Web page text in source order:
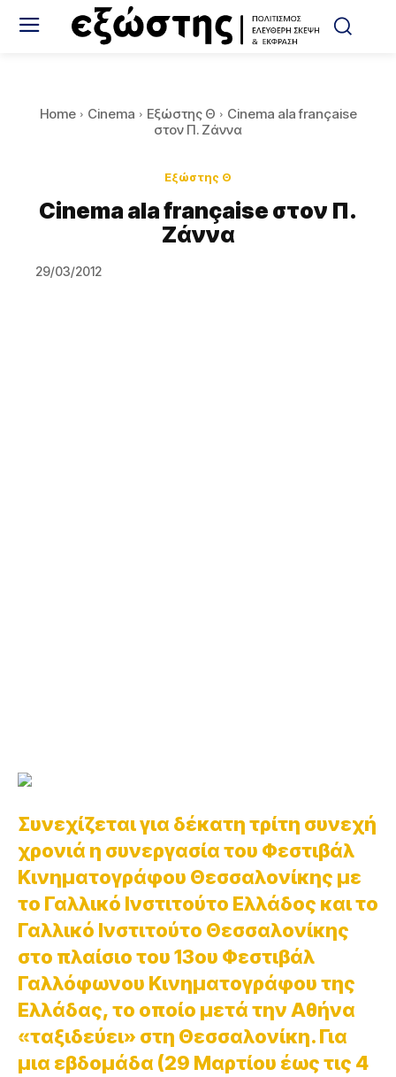
Home Cinema Εξώστης Θ
Cinema ala française
στον Π. Ζάννα
Εξώστης Θ
Cinema ala française στον Π.
Ζάννα
29/03/2012
Συνεχίζεται για δέκατη τρίτη συνεχή
χρονιά η συνεργασία του Φεστιβάλ
Κινηματογράφου Θεσσαλονίκης με
το Γαλλικό Ινστιτούτο Ελλάδος και το
Γαλλικό Ινστιτούτο Θεσσαλονίκης
στο πλαίσιο του 13ου Φεστιβάλ
Γαλλόφωνου Κινηματογράφου της
Ελλάδας, το οποίο μετά την Αθήνα
«ταξιδεύει» στη Θεσσαλονίκη. Για
μια εβδομάδα (29 Μαρτίου έως τις 4